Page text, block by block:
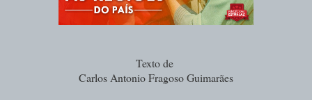
Texto de
Carlos Antonio Fragoso Guimarães